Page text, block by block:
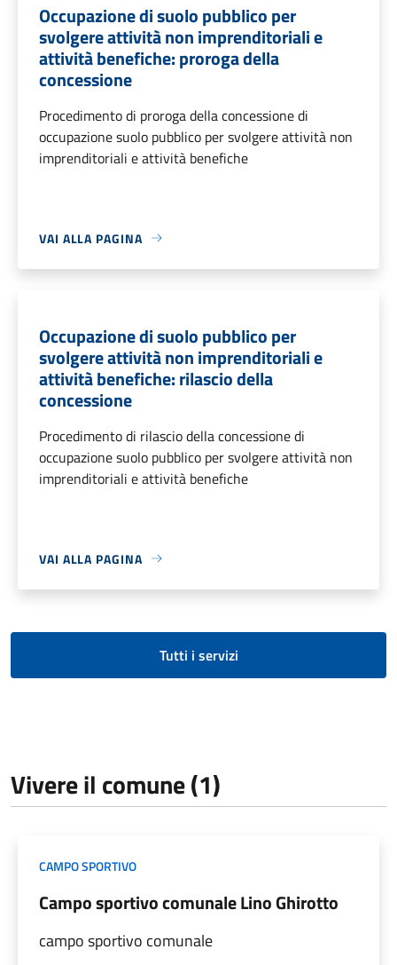
Occupazione di suolo pubblico per
svolgere attività non imprenditoriali e
attività benefiche: proroga della
concessione
Procedimento di proroga della concessione di
occupazione suolo pubblico per svolgere attività non
imprenditoriali e attività benefiche
VAI ALLA PAGINA
Occupazione di suolo pubblico per
svolgere attività non imprenditoriali e
attività benefiche: rilascio della
concessione
Procedimento di rilascio della concessione di
occupazione suolo pubblico per svolgere attività non
imprenditoriali e attività benefiche
VAI ALLA PAGINA
Tutti i servizi
Vivere il comune (1)
CAMPO SPORTIVO
Campo sportivo comunale Lino Ghirotto
campo sportivo comunale